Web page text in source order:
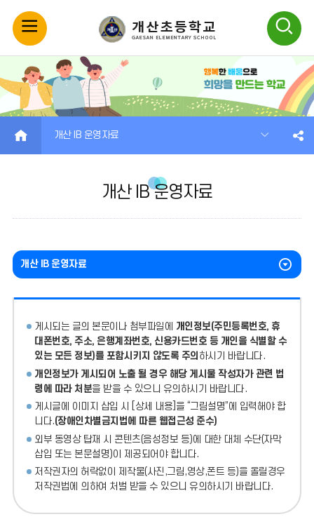
모
바
일
메
뉴
검
색
열
기
HOME 개산 IB 운영자료
개산 IB 운영자료
개산 IB 운영자료
게시되는 글의 본문이나 첨부파일에 개인정보(주민등록번호, 휴
대폰번호, 주소, 은행계좌번호, 신용카드번호 등 개인을 식별할 수
있는 모든 정보)를 포함시키지 않도록 주의 하시기 바랍니다.
개인정보가 게시되어 노출 될 경우 해당 게시물 작성자가 관련 법
령에 따라 처분을 받을 수 있으니 유의하시기 바랍니다.
게시글에 이미지 삽입 시 [상세 내용]을 “그림설명”에 입력해야 합
니다.(장애인차별금지법에 따른 웹접근성 준수)
외부 동영상 탑재 시 콘텐츠(음성정보 등)에 대한 대체 수단(자막
삽입 또는 본문설명)이 제공되어야 합니다.
저작권자의 허락없이 제작물(사진,그림,영상,폰트 등)을 올릴경우
저작권법에 의하여 처벌 받을 수 있으니 유의하시기 바랍니다.